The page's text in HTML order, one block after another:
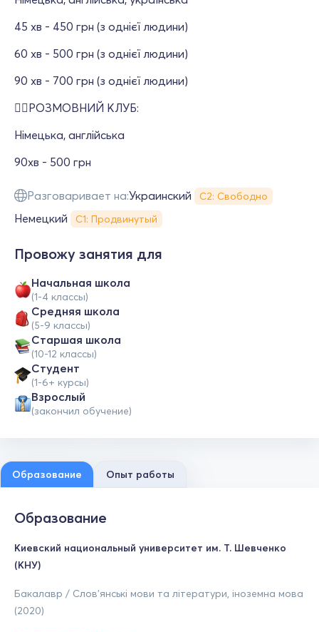
45 хв - 450 грн (з однієї людини)
60 хв - 500 грн (з однієї людини)
90 хв - 700 грн (з однієї людини)
🙋‍♀️РОЗМОВНИЙ КЛУБ:
Німецька, англійська
90хв - 500 грн
Разговаривает на:Украинский С2: Свободно
Немецкий С1: Продвинутый
Провожу занятия для
Начальная школа
(1-4 классы)
Средняя школа
(5-9 классы)
Cтаршая школа
(10-12 классы)
Студент
(1-6+ курсы)
Взрослый
(закончил обучение)
Образование Опыт работы
Образование
Киевский национальный университет им. Т. Шевченко
(КНУ)
Бакалавр / Слов'янські мови та літератури, іноземна мова
(2020)